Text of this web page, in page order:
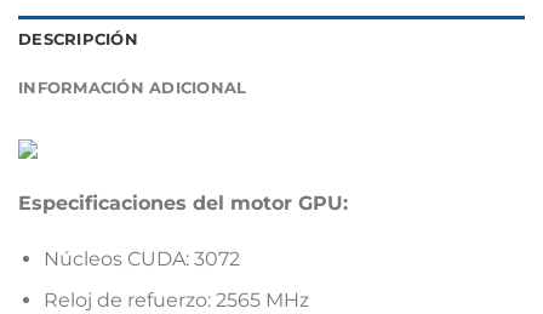
DESCRIPCIÓN
INFORMACIÓN ADICIONAL
Especificaciones del motor GPU:
Núcleos CUDA: 3072
Reloj de refuerzo: 2565MHz